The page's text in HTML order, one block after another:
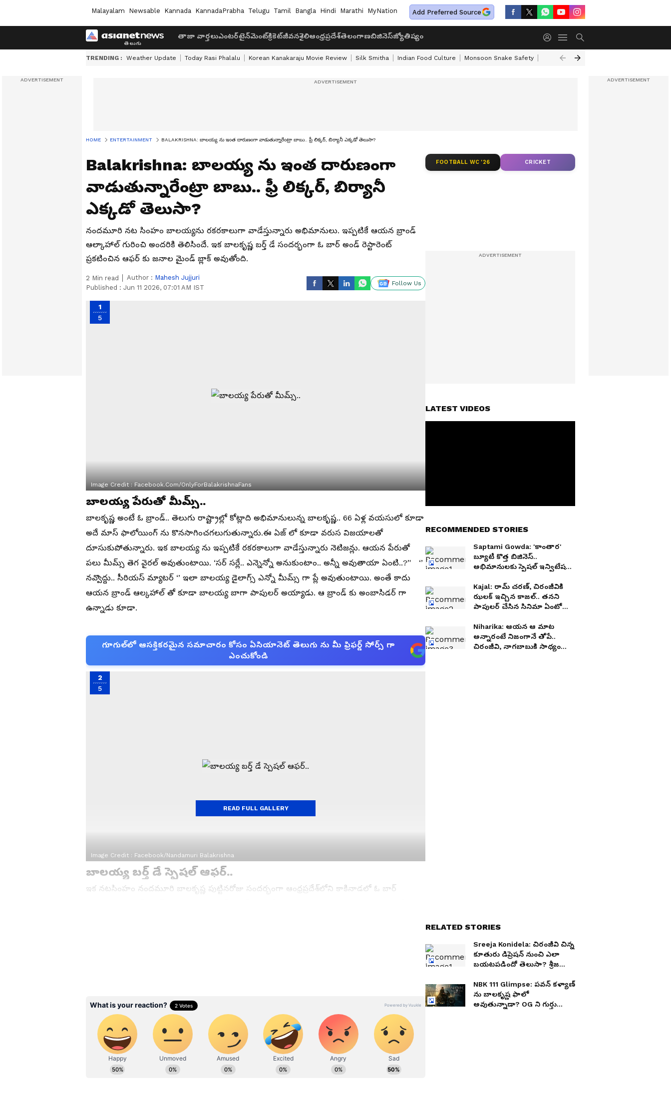
Malayalam Newsable Kannada KannadaPrabha Telugu Tamil Bangla Hindi Marathi MyNation Add Preferred Source
తాజా వార్తలుఎంటర్‌టైన్‌మెంట్క్రికెట్జీవనశైలిఆంధ్రప్రదేశ్తెలంగాణబిజినెస్జ్యోతిష్యం
TRENDING : Weather Update Today Rasi Phalalu Korean Kanakaraju Movie Review Silk Smitha Indian Food Culture Monsoon Snake Safety Akkineni Nageswara Rao
HOME ENTERTAINMENT BALAKRISHNA: బాలయ్య ను ఇంత దారుణంగా వాడుతున్నారేంట్రా బాబు.. ఫ్రీ లిక్కర్, బిర్యానీ ఎక్కడో తెలుసా?
Balakrishna: బాలయ్య ను ఇంత దారుణంగా
వాడుతున్నారేంట్రా బాబు.. ఫ్రీ లిక్కర్, బిర్యానీ
ఎక్కడో తెలుసా?
నందమూరి నట సింహం బాలయ్యను రకరకాలుగా వాడేస్తున్నారు అభిమానులు. ఇప్పటికే ఆయన బ్రాండ్
ఆల్కాహాల్ గురించి అందరికి తెలిసిందే. ఇక బాలకృష్ణ బర్త్ డే సందర్భంగా ఓ బార్ అండ్ రెస్టారెంట్
ప్రకటించిన ఆఫర్ కు జనాల మైండ్ బ్లాక్ అవుతోంది.
2 Min read Author : Mahesh Jujjuri
Published : Jun 11 2026, 07:01 AM IST
Follow Us
1
5
Image Credit : Facebook.com/OnlyForBalakrishnaFans
బాలయ్య పేరుతో మీమ్స్..
బాలకృష్ణ అంటే ఓ బ్రాండ్.. తెలుగు రాష్ట్రాల్లో కోట్లాది అభిమానులున్న బాలకృష్ణ.. 66 ఏళ్ల వయసులో కూడా
అదే మాస్ ఫాలోయింగ్ ను కొనసాగించగలుగుతున్నారు.ఈ ఏజ్ లో కూడా వరుస విజయాలతో
దూసుకుపోతున్నారు. ఇక బాలయ్య ను ఇప్పటికే రకరకాలుగా వాడేస్తున్నారు నెటిజన్లు. ఆయన పేరుతో
పలు మీమ్స్ తెగ వైరల్ అవుతుంటాయి. ‘సర్ సర్లే.. ఎన్నెన్నో అనుకుంటాం.. అన్నీ అవుతాయా ఏంటి..?’' ‘’
నవ్వొద్దు.. సీరియస్ మ్యాటర్ ‘’ ఇలా బాలయ్య డైలాగ్స్ ఎన్నో మీమ్స్ గా ప్లే అవుతుంటాయి. అంతే కాదు
ఆయన బ్రాండ్ ఆల్కహాల్ తో కూడా బాలయ్య బాగా పాపులర్ అయ్యాడు. ఆ బ్రాండ్ కు అంబాసిడర్ గా
ఉన్నాడు కూడా.
గూగుల్‌లో ఆసక్తికరమైన సమాచారం కోసం ఏసియానెట్ తెలుగు ను మీ ఫ్రిఫర్డ్ సోర్స్ గా
ఎంచుకోండి
2
5
Image Credit : Facebook/Nandamuri Balakrishna
బాలయ్య బర్త్ డే స్పెషల్ ఆఫర్..
ఇక నటసింహం నందమూరి బాలకృష్ణ పుట్టినరోజు సందర్భంగా ఆంధ్రప్రదేశ్‌లోని కాకినాడలో ఓ బార్
Sreeja Konidela: చిరంజీవి చిన్న
కూతురు డిప్రెషన్ నుంచి ఎలా
బయటపడిందో తెలుసా? శ్రీజ
కొణిదెల సంచలన పోస్ట్..
ను బాలకృష్ణ ఫాలో అవుతున్నాడా?
OG ని గుర్తు చేస్తున్న బాలయ్య కొత్త
సినిమా ఫస్ట్ గ్లింప్స్
READ FULL GALLERY
FOOTBALL WC '26 CRICKET
LATEST VIDEOS
RECOMMENDED STORIES
Saptami Gowda: 'కాంతార'
బ్యూటీ కొత్త బిజినెస్..
అభిమానులకు స్పెషల్ ఇన్విటేషన్..
Kajal: రామ్‌ చరణ్‌, చిరంజీవికి
ఝలక్‌ ఇచ్చిన కాజల్‌.. తనని
పాపులర్‌ చేసిన సినిమా ఏంటో
Niharika: ఆయన ఆ మాట
అన్నారంటే నిజంగానే తోపే..
చిరంజీవి, నాగబాబుకి సాధ్యం
RELATED STORIES
Sreeja Konidela: చిరంజీవి చిన్న
కూతురు డిప్రెషన్ నుంచి ఎలా
బయటపడిందో తెలుసా? శ్రీజ
NBK 111 Glimpse: పవన్ కళ్యాణ్
ను బాలకృష్ణ ఫాలో
అవుతున్నాడా? OG ని గుర్తు